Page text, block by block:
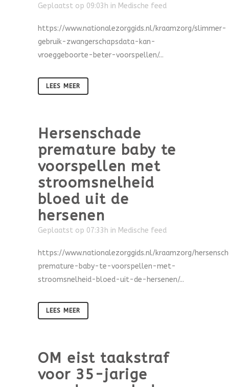
Geplaatst op 09:03h in Medische feed
https://www.nationalezorggids.nl/kraamzorg/slimmer-
gebruik-zwangerschapsdata-kan-
vroeggeboorte-beter-voorspellen/...
LEES MEER
Hersenschade
premature baby te
voorspellen met
stroomsnelheid
bloed uit de
hersenen
Geplaatst op 07:33h in Medische feed
https://www.nationalezorggids.nl/kraamzorg/
premature-baby-te-voorspellen-met-
stroomsnelheid-bloed-uit-de-hersenen/...
LEES MEER
OM eist taakstraf
voor 35-jarige